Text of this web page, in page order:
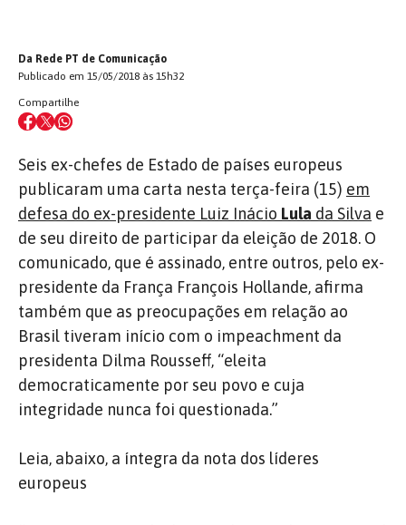
Da Rede PT de Comunicação
Publicado em 15/05/2018 às 15h32
Compartilhe
Seis ex-chefes de Estado de países europeus
publicaram uma carta nesta terça-feira (15) em
defesa do ex-presidente Luiz Inácio Lula da Silva e
de seu direito de participar da eleição de 2018. O
comunicado, que é assinado, entre outros, pelo ex-
presidente da França François Hollande, afirma
também que as preocupações em relação ao
Brasil tiveram início com o impeachment da
presidenta Dilma Rousseff, “eleita
democraticamente por seu povo e cuja
integridade nunca foi questionada.”
Leia, abaixo, a íntegra da nota dos líderes
europeus